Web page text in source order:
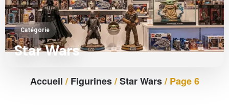
Catégorie
Star Wars
Accueil /Figurines/Star Wars/ Page 6